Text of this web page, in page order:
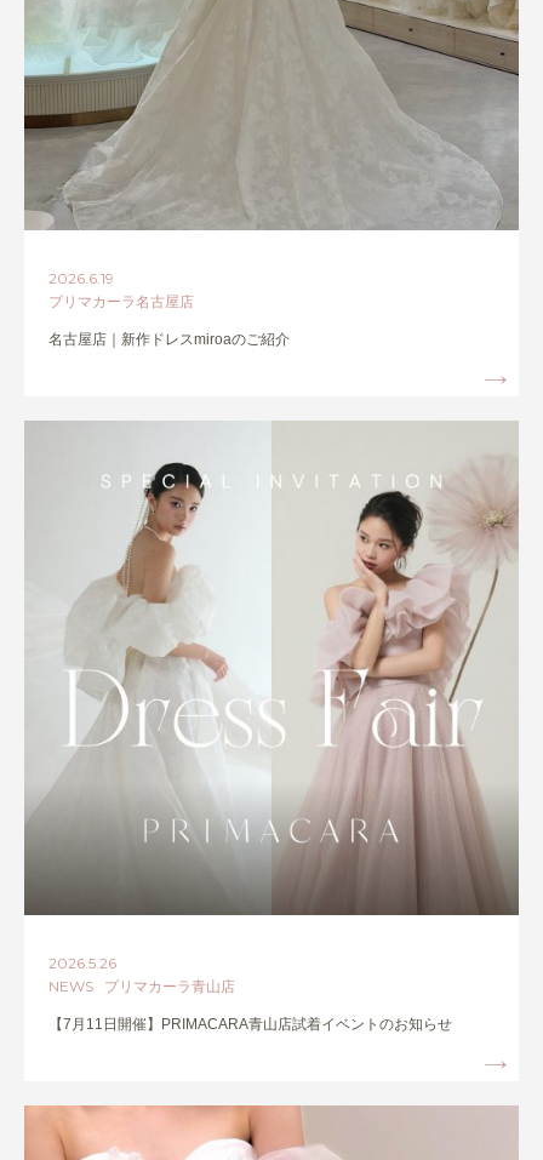
2026.6.19
プリマカーラ名古屋店
名古屋店｜新作ドレスmiroaのご紹介
2026.5.26
NEWS プリマカーラ青山店
【7月11日開催】PRIMACARA青山店試着イベントのお知らせ